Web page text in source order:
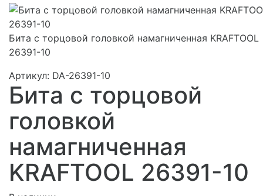
Бита с торцовой головкой намагниченная KRAFTOOL
26391-10
Артикул: DA-26391-10
Бита с торцовой
головкой
намагниченная
KRAFTOOL 26391-10